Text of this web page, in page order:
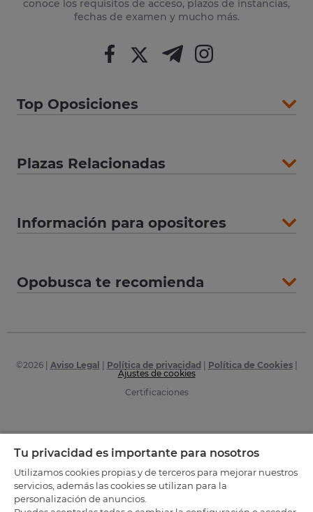
conoce los requisitos de acceso, plazos de instancias,
fechas de examen y mucho más.
Top Oposiciones
Plazas Relacionadas
Información para opositores
Opobusca te recomienda
©2026| Aviso Legal Política de privacidad Política de Cookies|
Ajustes de cookies
Certificaciones
Tu privacidad es importante para nosotros
Utilizamos cookies propias y de terceros para mejorar nuestros
servicios, además las cookies se utilizan para la
personalización de anuncios.